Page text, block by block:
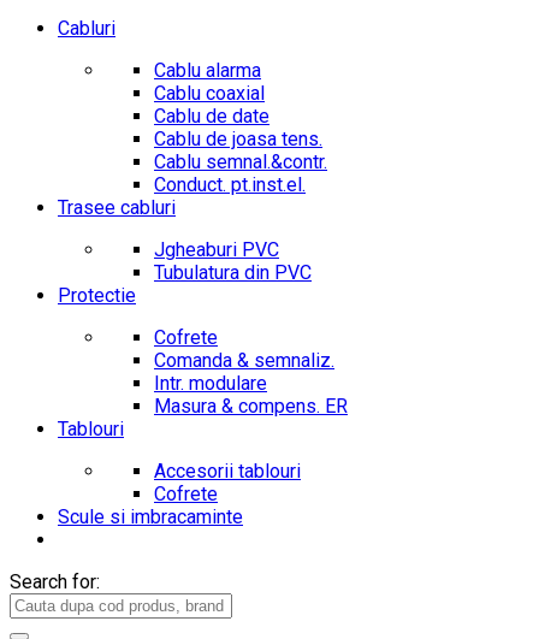
Cabluri
Cablu alarma
Cablu coaxial
Cablu de date
Cablu de joasa tens.
Cablu semnal.&contr.
Conduct. pt.inst.el.
Trasee cabluri
Jgheaburi PVC
Tubulatura din PVC
Protectie
Cofrete
Comanda & semnaliz.
Intr. modulare
Masura & compens. ER
Tablouri
Accesorii tablouri
Cofrete
Scule si imbracaminte
Search for: